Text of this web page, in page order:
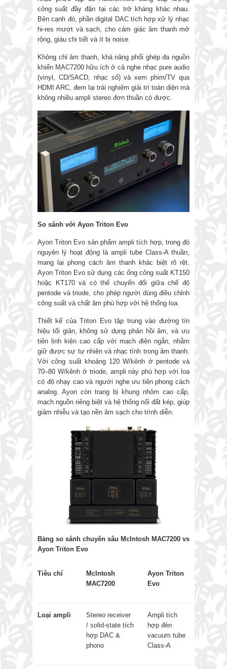
công suất đầy đặn tại các trở kháng khác nhau.
Bên cạnh đó, phần digital DAC tích hợp xử lý nhạc
hi-res mượt và sạch, cho cảm giác âm thanh mở
rộng, giàu chi tiết và ít bị noise.
Không chỉ âm thanh, khả năng phối ghép đa nguồn
khiến MAC7200 hữu ích ở cả nghe nhạc pure audio
(vinyl, CD/SACD, nhạc số) và xem phim/TV qua
HDMI ARC, đem lại trải nghiệm giải trí toàn diện mà
không nhiều ampli stereo đơn thuần có được.
So sánh với Ayon Triton Evo
Ayon Triton Evo sản phẩm ampli tích hợp, trong đó
nguyên lý hoạt động là ampli tube Class-A thuần,
mang lại phong cách âm thanh khác biệt rõ rệt.
Ayon Triton Evo sử dụng các ống công suất KT150
hoặc KT170 và có thể chuyển đổi giữa chế độ
pentode và triode, cho phép người dùng điều chỉnh
công suất và chất âm phù hợp với hệ thống loa.
Thiết kế của Triton Evo tập trung vào đường tín
hiệu tối giản, không sử dụng phản hồi âm, và ưu
tiên linh kiện cao cấp với mạch điện ngắn, nhằm
giữ được sự tự nhiên và nhạc tính trong âm thanh.
Với công suất khoảng 120 W/kênh ở pentode và
70–80 W/kênh ở triode, ampli này phù hợp với loa
có độ nhạy cao và người nghe ưu tiên phong cách
analog. Ayon còn trang bị khung nhôm cao cấp,
mạch nguồn riêng biệt và hệ thống nối đất kép, giúp
giảm nhiễu và tạo nền âm sạch cho trình diễn.
Bảng so sánh chuyên sâu McIntosh MAC7200 vs
Ayon Triton Evo
Tiêu chí
McIntosh
MAC7200
Ayon Triton
Evo
Loại ampli
Stereo receiver
/ solid-state tích
hợp DAC &
phono
Ampli tích
hợp đèn
vacuum tube
Class-A